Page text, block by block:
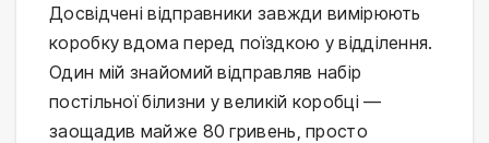
Досвідчені відправники завжди вимірюють
коробку вдома перед поїздкою у відділення.
Один мій знайомий відправляв набір
постільної білизни у великій коробці —
заощадив майже 80 гривень, просто